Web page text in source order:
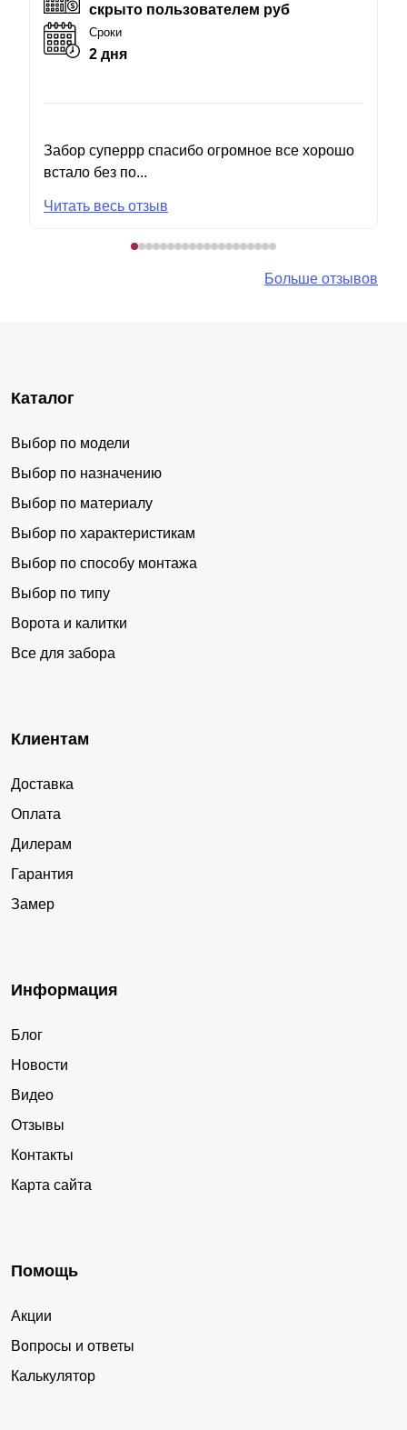
скрыто пользователем руб
Сроки
2 дня
Забор суперрр спасибо огромное все хорошо
встало без по...
Читать весь отзыв
Больше отзывов
Каталог
Выбор по модели
Выбор по назначению
Выбор по материалу
Выбор по характеристикам
Выбор по способу монтажа
Выбор по типу
Ворота и калитки
Все для забора
Клиентам
Доставка
Оплата
Дилерам
Гарантия
Замер
Информация
Блог
Новости
Видео
Отзывы
Контакты
Карта сайта
Помощь
Акции
Вопросы и ответы
Калькулятор